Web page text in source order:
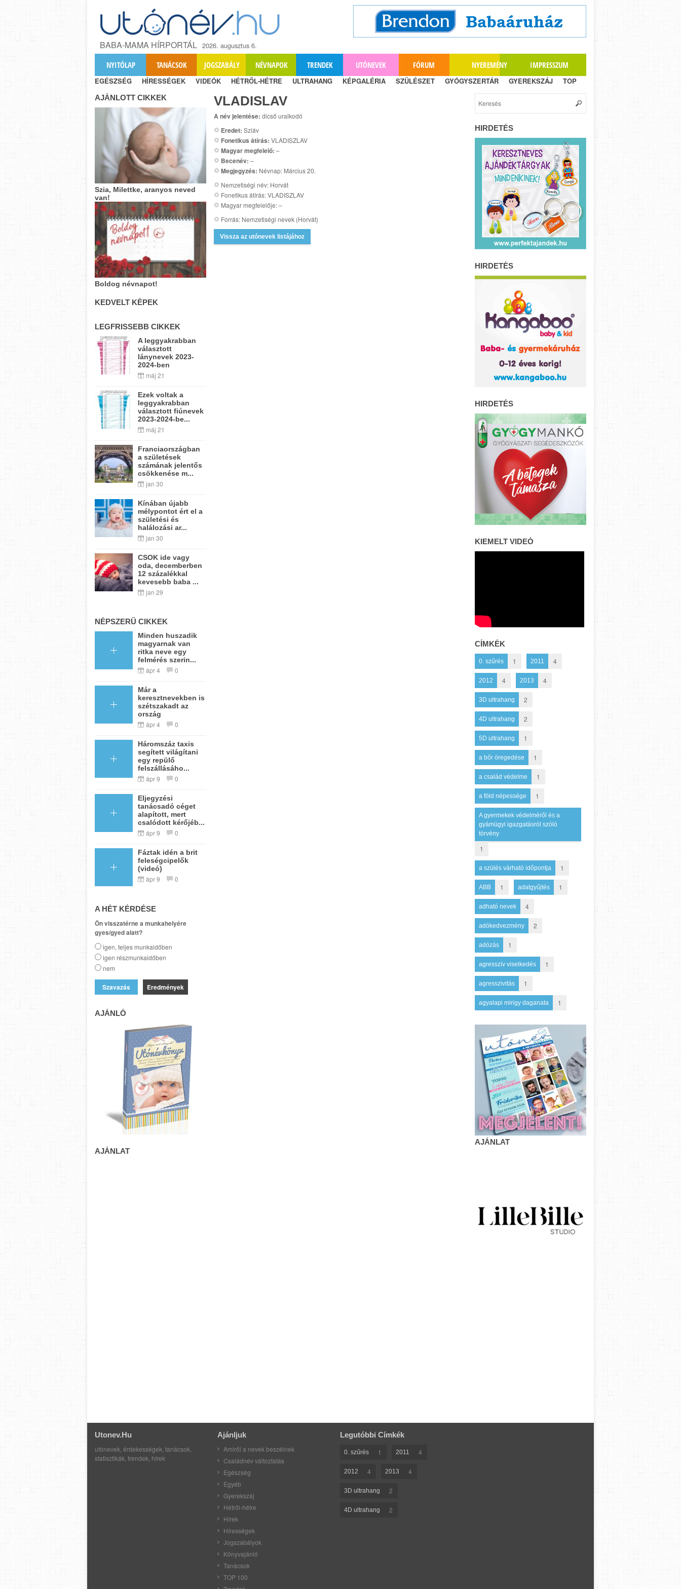
BABA-MAMA HÍRPORTÁL 2026. augusztus 6.
NYITÓLAP TANÁCSOK JOGSZABÁLY NÉVNAPOK TRENDEK UTÓNEVEK FÓRUM NYEREMÉNY IMPRESSZUM
EGÉSZSÉG HÍRESSÉGEK VIDEÓK HÉTRŐL-HÉTRE ULTRAHANG KÉPGALÉRIA SZÜLÉSZET GYÓGYSZERTÁR GYEREKSZÁJ TOP
VLADISLAV
A név jelentése: dicső uralkodó
Eredet: Szláv
Fonetikus átírás: VLADISZLAV
Magyar megfelelő: –
Becenév: –
Megjegyzés: Névnap: Március 20.
Nemzetiségi név: Horvát
Fonetikus átírás: VLADISZLAV
Magyar megfelelője: –
Forrás: Nemzetiségi nevek (Horvát)
Vissza az utónevek listájához
AJÁNLOTT CIKKEK
Szia, Milettke, aranyos neved
van!
Boldog névnapot!
KEDVELT KÉPEK
LEGFRISSEBB CIKKEK
A leggyakrabban
választott
lánynevek 2023-
2024-ben
máj 21
Ezek voltak a
leggyakrabban
választott fiúnevek
2023-2024-be...
máj 21
Franciaországban
a születések
számának jelentős
csökkenése m...
jan 30
Kínában újabb
mélypontot ért el a
születési és
halálozási ar...
jan 30
CSOK ide vagy
oda, decemberben
12 százalékkal
kevesebb baba ...
jan 29
NÉPSZERŰ CIKKEK
Minden huszadik
magyarnak van
ritka neve egy
felmérés szerin...
ápr 4 0
Már a
keresztnevekben is
szétszakadt az
ország
ápr 4 0
Háromszáz taxis
segített világítani
egy repülő
felszállásáho...
ápr 9 0
Eljegyzési
tanácsadó céget
alapított, mert
csalódott kérőjéb...
ápr 9 0
Fáztak idén a brit
feleségcipelők
(videó)
ápr 9 0
A HÉT KÉRDÉSE
Ön visszatérne a munkahelyére
gyes/gyed alatt?
igen, teljes munkaidőben
igen részmunkaidőben
nem
Eredmények
AJÁNLÓ
AJÁNLAT
HIRDETÉS
HIRDETÉS
HIRDETÉS
KIEMELT VIDEÓ
CÍMKÉK
0. szűrés 1 2011 4
2012 4 2013 4
3D ultrahang 2
4D ultrahang 2
5D ultrahang 1
a bőr öregedése 1
a család védelme 1
a föld népessége 1
A gyermekek védelméről és a
gyámügyi igazgatásról szóló
törvény
1
a szülés várható időpontja 1
ABB 1 adatgyűjtés 1
adható nevek 4
adókedvezmény 2
adózás 1
agresszív viselkedés 1
agresszivitás 1
agyalapi mirigy daganata 1
AJÁNLAT
Utonev.hu
utónevek, érdekességek, tanácsok,
statisztikák, trendek, hírek
Ajánljuk
Amiről a nevek beszélnek
Családnév változtatás
Egészség
Egyéb
Gyerekszáj
Hétről-hétre
Hírek
Hírességek
Jogszabályok
Könyvajánló
Tanácsok
TOP 100
Legutóbbi Címkék
0. szűrés 1 2011 4
2012 4 2013 4
3D ultrahang 2
4D ultrahang 2